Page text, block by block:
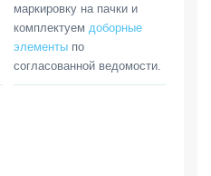
маркировку на пачки и
комплектуем доборные
элементы по
согласованной ведомости.